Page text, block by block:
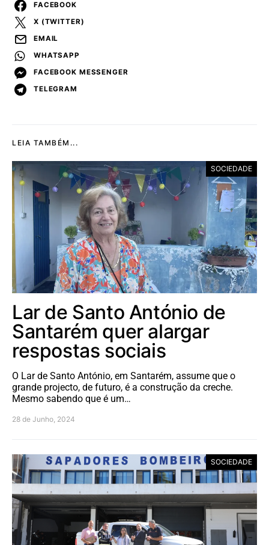
FACEBOOK
X (TWITTER)
EMAIL
WHATSAPP
FACEBOOK MESSENGER
TELEGRAM
LEIA TAMBÉM...
SOCIEDADE
Lar de Santo António de
Santarém quer alargar
respostas sociais
O Lar de Santo António, em Santarém, assume que o
grande projecto, de futuro, é a construção da creche.
Mesmo sabendo que é um…
28 de Junho, 2024
SOCIEDADE